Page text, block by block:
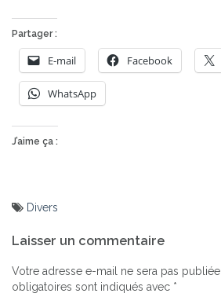
Partager :
E-mail Facebook
WhatsApp
J’aime ça :
Divers
de
l’article
Laisser un commentaire
Votre adresse e-mail ne sera pas publiée.
obligatoires sont indiqués avec *